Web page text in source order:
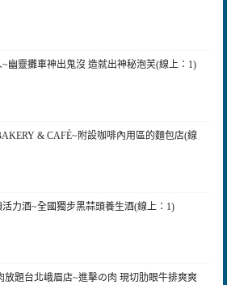
幽靈攤車神出鬼沒 造就出神秘泡芙(線上：1)
& CAFÉ~附設咖啡內用區的麵包店(線
力酒~全國獨步黑蒜頭養生酒(線上：1)
放題台北峨眉店~進擊の肉 現切肋眼牛排爽爽